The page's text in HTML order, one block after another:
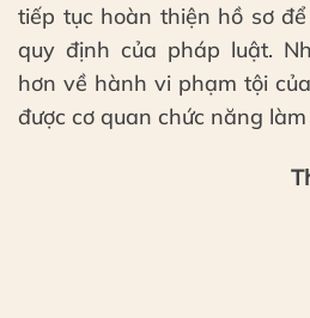
tiếp tục hoàn thiện hồ sơ
quy định của pháp luật.
hơn về hành vi phạm tội
được cơ quan chức năng làm